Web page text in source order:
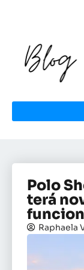
Polo
terá
Raphaela